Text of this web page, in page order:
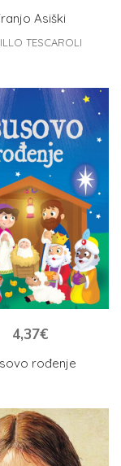
Asiški
TESCAROLI
rođenje
4,37€